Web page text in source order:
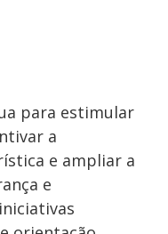
para estimular
a
e ampliar a
e